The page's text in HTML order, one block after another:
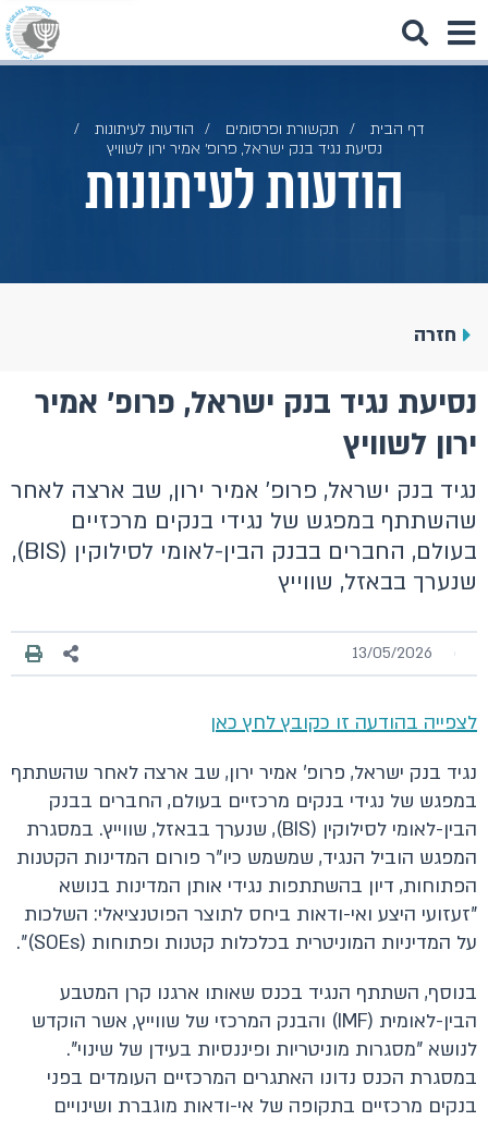
דף הבית תקשורת ופרסומים
הודעות לעיתונות
נסיעת נגיד בנק ישראל, פרופ׳ אמיר ירון לשוויץ
הודעות לעיתונות
חזרה
נסיעת נגיד בנק ישראל, פרופ׳ אמיר
ירון לשוויץ
נגיד בנק ישראל, פרופ' אמיר ירון, שב ארצה לאחר
שהשתתף במפגש של נגידי בנקים מרכזיים
בעולם, החברים בבנק הבין-לאומי לסילוקין (BIS),
שנערך בבאזל, שווייץ
13/05/2026
לצפייה בהודעה זו כקובץ לחץ כאן
נגיד בנק ישראל, פרופ' אמיר ירון, שב ארצה לאחר שהשתתף
במפגש של נגידי בנקים מרכזיים בעולם, החברים בבנק
הבין-לאומי לסילוקין (BIS), שנערך בבאזל, שווייץ. במסגרת
המפגש הוביל הנגיד, שמשמש כיו"ר פורום המדינות הקטנות
הפתוחות, דיון בהשתתפות נגידי אותן המדינות בנושא
"זעזועי היצע ואי-ודאות ביחס לתוצר הפוטנציאלי: השלכות
על המדיניות המוניטרית בכלכלות קטנות ופתוחות (SOEs)".
בנוסף, השתתף הנגיד בכנס שאותו ארגנו קרן המטבע
הבין-לאומית (IMF) והבנק המרכזי של שווייץ, אשר הוקדש
לנושא "מסגרות מוניטריות ופיננסיות בעידן של שינוי".
במסגרת הכנס נדונו האתגרים המרכזיים העומדים בפני
בנקים מרכזיים בתקופה של אי-ודאות מוגברת ושינויים